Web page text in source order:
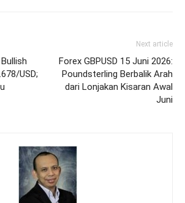
USD;
Next article
Forex GBPUSD 15 Juni 2026:
Poundsterling Berbalik Arah
dari Lonjakan Kisaran Awal
Juni